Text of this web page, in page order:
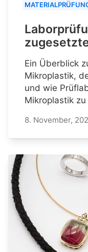
Ein Überblick
Mikroplastik,
und wie
Mikroplastik
8. November,